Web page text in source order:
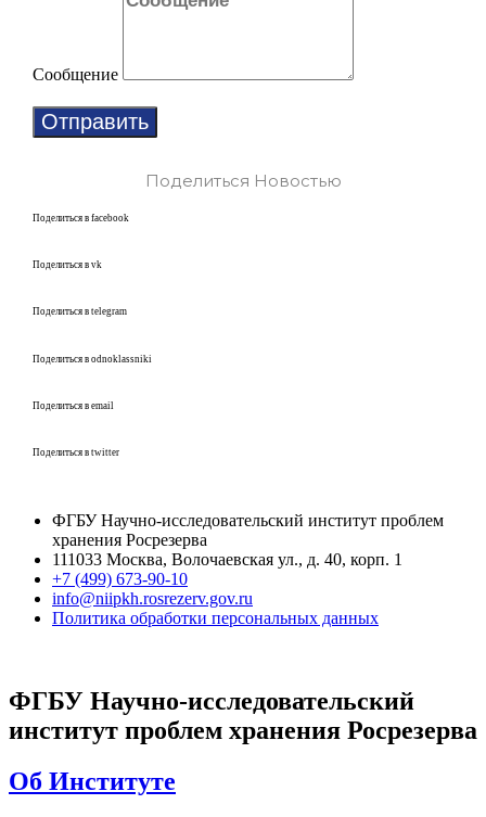
Сообщение
Отправить
Поделиться Новостью
Поделиться в facebook
Поделиться в vk
Поделиться в telegram
Поделиться в odnoklassniki
Поделиться в email
Поделиться в twitter
ФГБУ Научно-исследовательский институт проблем
хранения Росрезерва​
111033 Москва, Волочаевская ул., д. 40, корп. 1
+7 (499) 673-90-10
info@niipkh.rosrezerv.gov.ru
Политика обработки персональных данных
ФГБУ Научно-исследовательский
институт проблем хранения Росрезерва
Об Институте